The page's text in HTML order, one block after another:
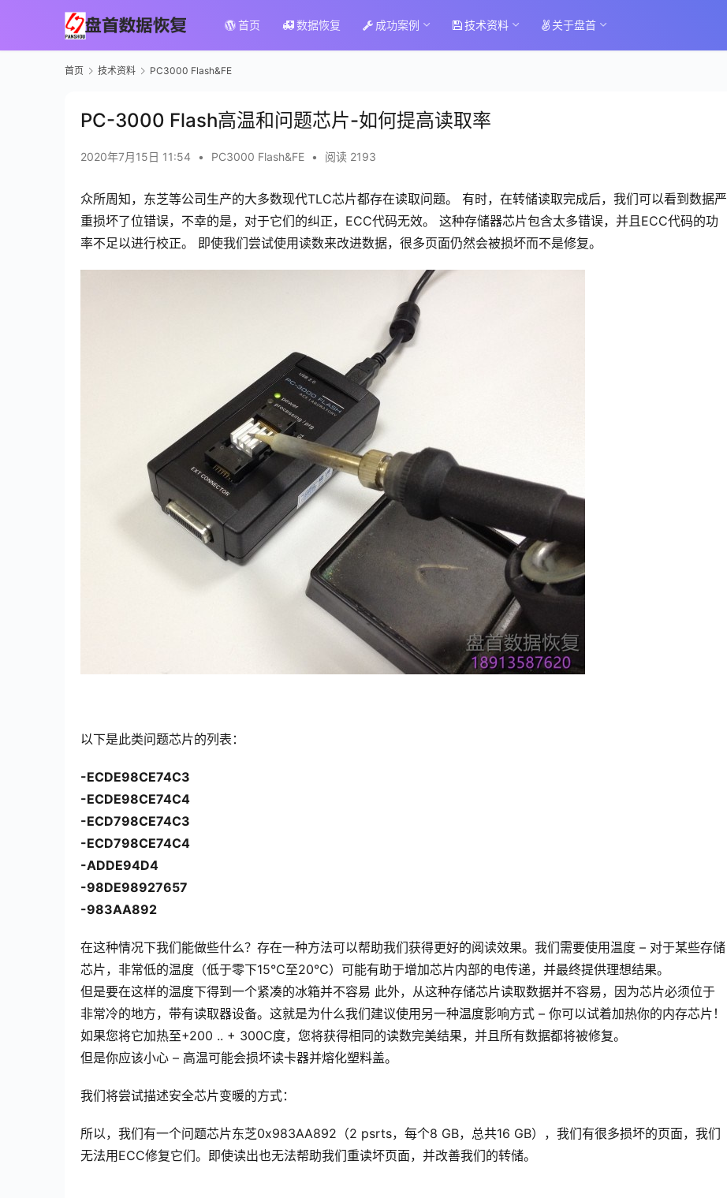
首页 数据恢复 成功案例 技术资料 关于盘首
首页 技术资料 PC3000 Flash&FE
PC-3000 Flash高温和问题芯片-如何提高读取率
2020年7月15日 11:54 • PC3000 Flash&FE • 阅读 2193
众所周知，东芝等公司生产的大多数现代TLC芯片都存在读取问题。
有时，在转储读取完成后，我们可以看到数据严
重损坏了位错误，不幸的是，对于它们的纠正，ECC代码无效。
这种存储器芯片包含太多错误，并且ECC代码的功
率不足以进行校正。
即使我们尝试使用读数来改进数据，很多页面仍然会被损坏而不是修复。
以下是此类问题芯片的列表：
-ECDE98CE74C3
-ECDE98CE74C4
-ECD798CE74C3
-ECD798CE74C4
-ADDE94D4
-98DE98927657
-983AA892
在这种情况下我们能做些什么？存在一种方法可以帮助我们获得更好的阅读效果。我们需要使用温度 – 对于某些存储
芯片，非常低的温度（低于零下15℃至20℃）可能有助于增加芯片内部的电传递，并最终提供理想结果。
但是要在这样的温度下得到一个紧凑的冰箱并不容易 此外，从这种存储芯片读取数据并不容易，因为芯片必须位于
非常冷的地方，带有读取器设备。这就是为什么我们建议使用另一种温度影响方式 – 你可以试着加热你的内存芯片！
如果您将它加热至+200 .. + 300C度，您将获得相同的读数完美结果，并且所有数据都将被修复。
但是你应该小心 – 高温可能会损坏读卡器并熔化塑料盖。
我们将尝试描述安全芯片变暖的方式：
所以，我们有一个问题芯片东芝0x983AA892（2 psrts，每个8 GB，总共16 GB），我们有很多损坏的页面，我们
无法用ECC修复它们。即使读出也无法帮助我们重读坏页面，并改善我们的转储。